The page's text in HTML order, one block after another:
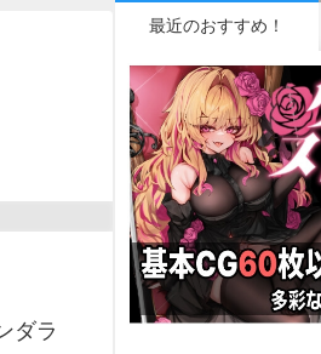
ダラ
最近のおすすめ！